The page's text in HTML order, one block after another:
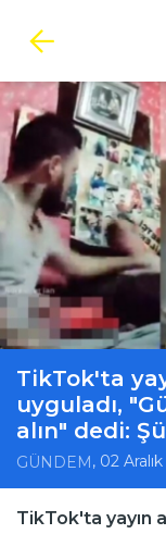
TikTok'ta
uyguladı,
alın" dedi:
GÜNDEM, 02
TikTok'ta yayın